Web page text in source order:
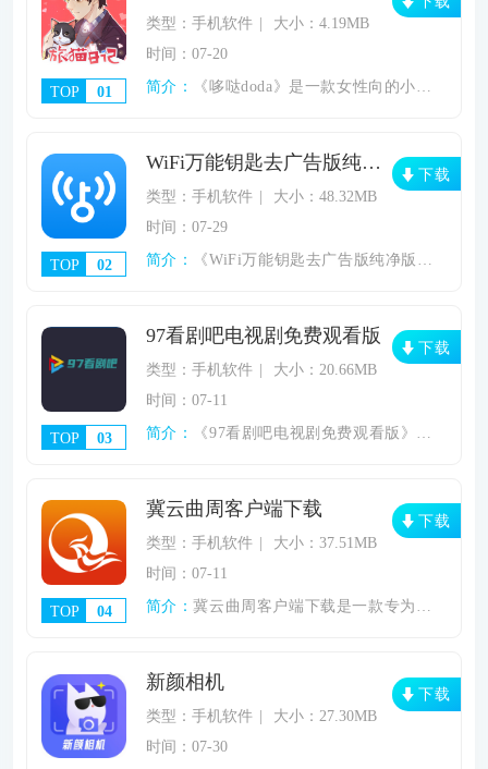
TOP 01
类型：手机软件
大小：4.19MB
时间：07-20
简介：
《哆哒doda》是一款女性向的小说阅读软
TOP 02
WiFi万能钥匙去广告版纯净版
类型：手机软件
大小：48.32MB
时间：07-29
简介：
《WiFi万能钥匙去广告版纯净版》此版本
下载
TOP 03
97看剧吧电视剧免费观看版
类型：手机软件
大小：20.66MB
时间：07-11
简介：
《97看剧吧电视剧免费观看版》是一个全面
下载
TOP 04
冀云曲周客户端下载
类型：手机软件
大小：37.51MB
时间：07-11
简介：冀云曲周客户端下载是一款专为邯郸市曲周县
下载
新颜相机
类型：手机软件
大小：27.30MB
时间：07-30
下载